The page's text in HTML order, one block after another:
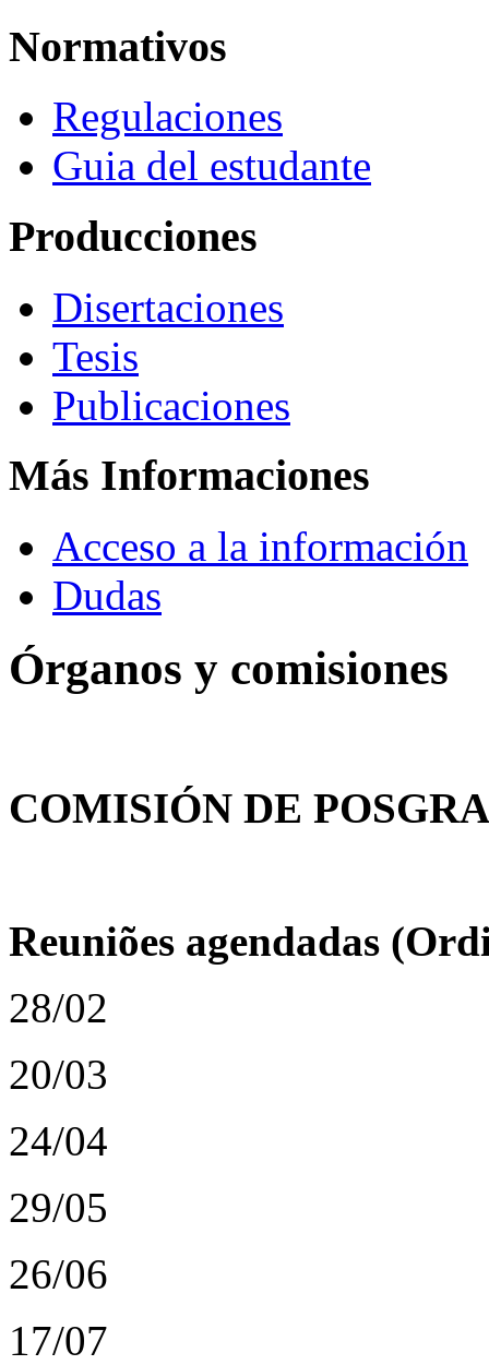
Normativos
Regulaciones
Guia del estudante
Producciones
Disertaciones
Tesis
Publicaciones
Más Informaciones
Acceso a la información
Dudas
Órganos y comisiones
COMISIÓN DE
Reuniões agendadas
28/02
20/03
24/04
29/05
26/06
17/07